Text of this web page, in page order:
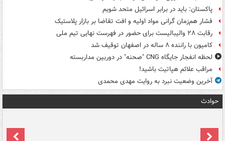
پاکستان: باید در برابر اسرائیل متحد شویم
فشار هم‌زمان گرانی مواد اولیه و افت تقاضا بر بازار پلاستیک
رقابت ۲۸ والیبالیست برای حضور در فهرست نهایی تیم ملی
کامیون با راننده ۸ ساله در اصفهان توقیف شد
لحظه انفجار جایگاه CNG "صحنه" در دوربین مداربسته
مراقب علائم هپاتیت باشید!
آخرین وضعیت نبرد به روایت مهدی محمدی
حوادث